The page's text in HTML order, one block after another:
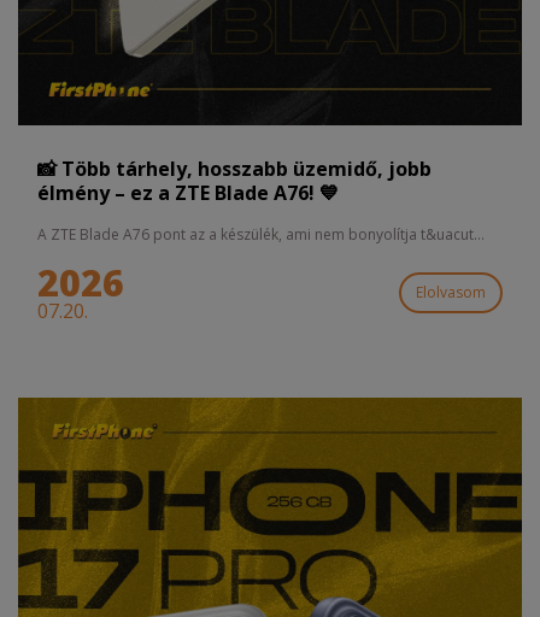
📸 Több tárhely, hosszabb üzemidő, jobb
élmény – ez a ZTE Blade A76! 💙
A ZTE Blade A76 pont az a készülék, ami nem bonyolítja t&uacut...
2026
07.20.
Elolvasom